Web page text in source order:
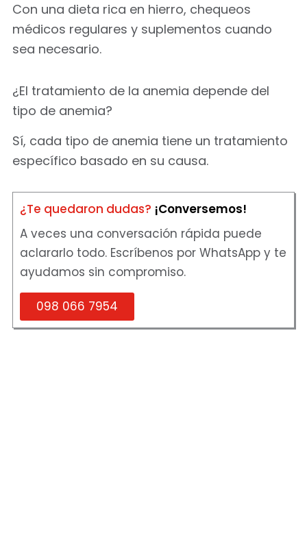
Con una dieta rica en hierro, chequeos
médicos regulares y suplementos cuando
sea necesario.
¿El tratamiento de la anemia depende del
tipo de anemia?
Sí, cada tipo de anemia tiene un tratamiento
específico basado en su causa.
¿Te quedaron dudas? ¡Conversemos!
A veces una conversación rápida puede
aclararlo todo. Escríbenos por WhatsApp y te
ayudamos sin compromiso.
098 066 7954